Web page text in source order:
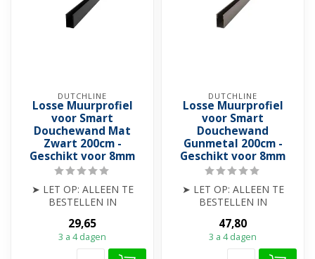
DUTCHLINE
Losse Muurprofiel
voor Smart
Douchewand Mat
Zwart 200cm -
Geschikt voor 8mm
➤ LET OP: ALLEEN TE
BESTELLEN IN
ECO DOUCHEWAND
➤ Muurprofie...
29,65
3 a 4 dagen
DUTCHLINE
Losse Muurprofiel
voor Smart
Douchewand
Gunmetal 200cm -
Geschikt voor 8mm
➤ LET OP: ALLEEN TE
BESTELLEN IN
ECO DOUCHEWAND
➤ Muurprofie...
47,80
3 a 4 dagen